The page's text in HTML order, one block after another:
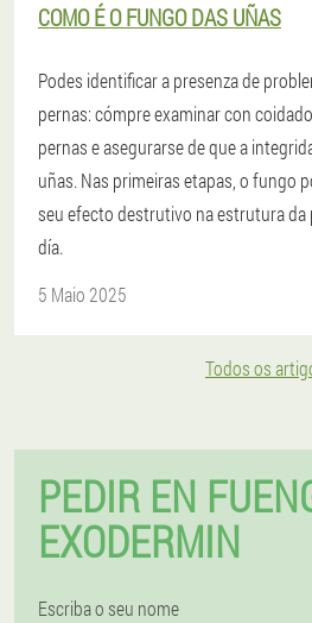
COMO É O FUNGO DAS UÑAS
Podes identificar a presenza de
pernas: cómpre examinar con
pernas e asegurarse de que a
uñas. Nas primeiras etapas, o fungo
seu efecto destrutivo na estrutura da
día.
5 Maio 2025
Todos os
PEDIR EN
EXODERMIN
Escriba o seu nome